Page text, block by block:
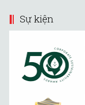
Sự kiện